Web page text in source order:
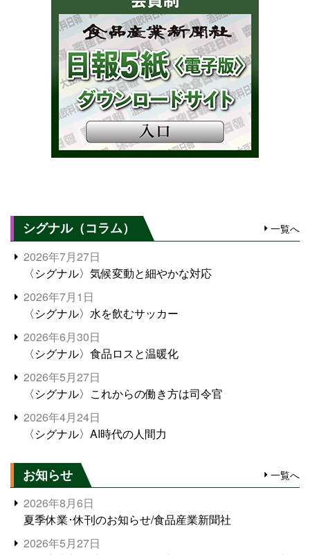
シグナル（コラム） 一覧へ
2026年7月27日
〈シグナル〉気候変動と細やかな対応
2026年7月1日
〈シグナル〉水を飲むサッカー
2026年6月30日
〈シグナル〉食品ロスと温暖化
2026年5月27日
〈シグナル〉これからの働き方は司令官
2026年4月24日
〈シグナル〉AI時代の人間力
お知らせ 一覧へ
2026年8月6日
夏季休業･休刊のお知らせ/食品産業新聞社
2026年5月27日